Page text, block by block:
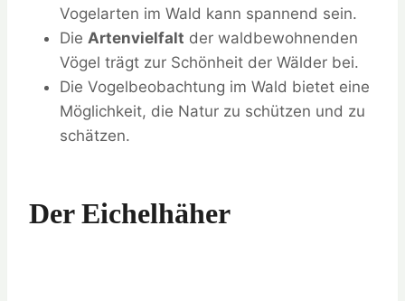
Vogelarten im Wald kann spannend sein.
Die Artenvielfalt der waldbewohnenden
Vögel trägt zur Schönheit der Wälder bei.
Die Vogelbeobachtung im Wald bietet eine
Möglichkeit, die Natur zu schützen und zu
schätzen.
Der Eichelhäher